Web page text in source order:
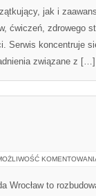
jak i
ćwiczeń, zdrowego
Serwis koncentruje
związane z […]
Wrocław to